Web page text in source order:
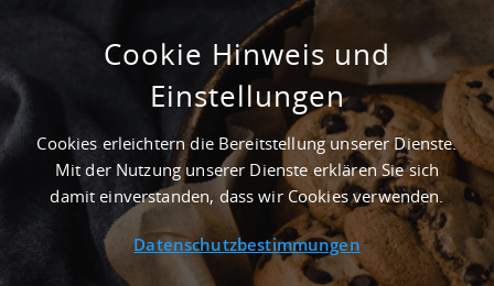
3.500 M² PRODUKTIONSHALLE IN BERLIN
AN DER AUTOBAHN A 111
Startseite Immobiliensuche Detailansicht
VERGLEICHEN EXPORT PDF
Cookie Hinweis und
Einstellungen
Cookies erleichtern die Bereitstellung unserer Dienste.
Mit der Nutzung unserer Dienste erklären Sie sich
damit einverstanden, dass wir Cookies verwenden.
Datenschutzbestimmungen